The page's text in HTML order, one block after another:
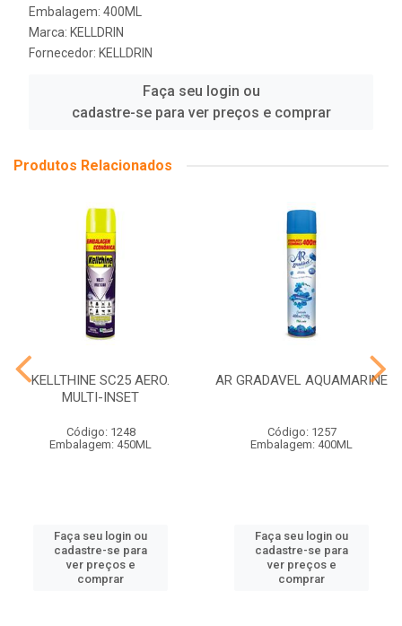
Embalagem: 400ML
Marca: KELLDRIN
Fornecedor: KELLDRIN
Faça seu login ou
cadastre-se para ver preços e comprar
Produtos Relacionados
KELLTHINE SC25 AERO.
MULTI-INSET
Código: 1248
Embalagem: 450ML
Faça seu login ou
cadastre-se para
ver preços e
comprar
AR GRADAVEL AQUAMARINE
Código: 1257
Embalagem: 400ML
Faça seu login ou
cadastre-se para
ver preços e
comprar